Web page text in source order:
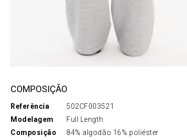
COMPOSIÇÃO
Referência
502CF003521
Modelagem
Full Length
Composição
84% algodão 16% poliéster